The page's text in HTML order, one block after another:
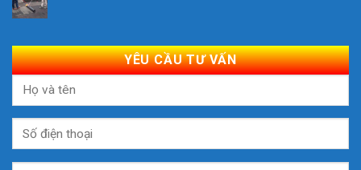
YÊU CẦU TƯ VẤN